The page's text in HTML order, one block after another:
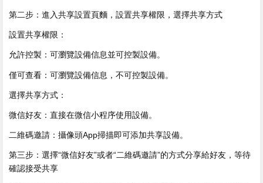
第二步：進入共享設置頁麵，設置共享權限，選擇共享方式
設置共享權限：
允許控製：可瀏覽設備信息並可控製設備。
僅可查看：可瀏覽設備信息，不可控製設備。
選擇共享方式：
微信好友：直接在微信小程序使用設備。
二維碼邀請：攝像頭App掃描即可添加共享設備。
第三步：選擇“微信好友”或者“二維碼邀請”的方式分享給好友，等待
確認接受共享